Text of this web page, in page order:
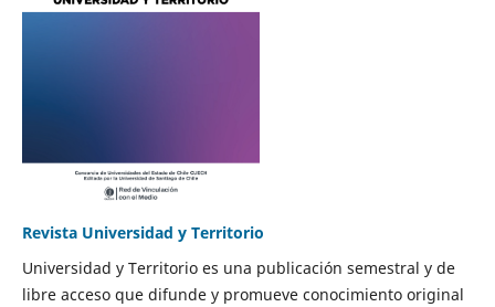
Revista Universidad y Territorio
Universidad y Territorio es una publicación semestral y de
libre acceso que difunde y promueve conocimiento original